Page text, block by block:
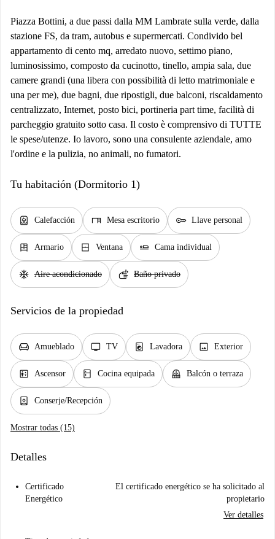
Piazza Bottini, a due passi dalla MM Lambrate sulla verde, dalla
stazione FS, da tram, autobus e supermercati. Condivido bel
appartamento di cento mq, arredato nuovo, settimo piano,
luminosissimo, composto da cucinotto, tinello, ampia sala, due
camere grandi (una libera con possibilità di letto matrimoniale e
una per me), due bagni, due ripostigli, due balconi, riscaldamento
centralizzato, Internet, posto bici, portineria part time, facilità di
parcheggio gratuito sotto casa. Il costo è comprensivo di TUTTE
le spese/utenze. Io lavoro, sono una consulente aziendale, amo
l'ordine e la pulizia, no animali, no fumatori.
Tu habitación (Dormitorio 1)
water_heater Calefacción desk Mesa escritorio key Llave personal
dresser Armario window_closed Ventana airline_seat_flat Cama individual
ac_unit Aire acondicionado soap Baño privado
Servicios de la propiedad
chair Amueblado tv TV local_laundry_service Lavadora image Exterior
elevator Ascensor kitchen Cocina equipada balcony Balcón o terraza
person_book Conserje/Recepción
Mostrar todas (15)
Detalles
Certificado
Energético
El certificado energético se ha solicitado al
propietario
Ver detalles